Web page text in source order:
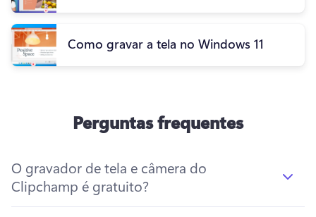
Como gravar a tela no Windows 11
Perguntas frequentes
O gravador de tela e câmera do
Clipchamp é gratuito?